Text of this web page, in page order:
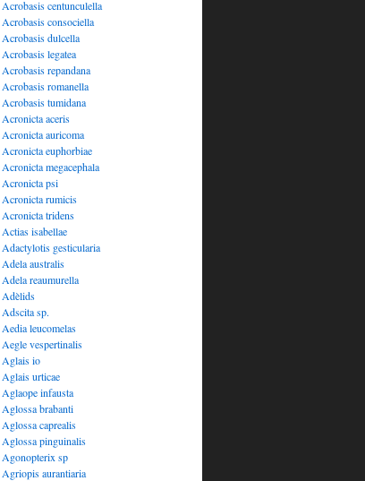
Acrobasis centunculella
Acrobasis consociella
Acrobasis dulcella
Acrobasis legatea
Acrobasis repandana
Acrobasis romanella
Acrobasis tumidana
Acronicta aceris
Acronicta auricoma
Acronicta euphorbiae
Acronicta megacephala
Acronicta psi
Acronicta rumicis
Acronicta tridens
Actias isabellae
Adactylotis gesticularia
Adela australis
Adela reaumurella
Adèlids
Adscita sp.
Aedia leucomelas
Aegle vespertinalis
Aglais io
Aglais urticae
Aglaope infausta
Aglossa brabanti
Aglossa caprealis
Aglossa pinguinalis
Agonopterix sp
Agriopis aurantiaria